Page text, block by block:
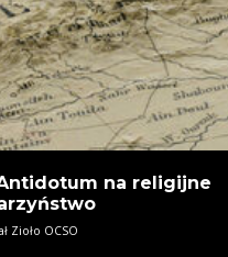
na religijne
Zioło OCSO